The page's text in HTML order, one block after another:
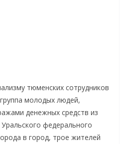
тюменских сотрудников
молодых людей,
денежных средств из
федерального
в город, трое жителей